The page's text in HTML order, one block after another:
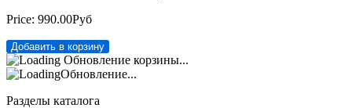
Price: 990.00Руб
Обновление корзины...
Обновление...
Разделы каталога